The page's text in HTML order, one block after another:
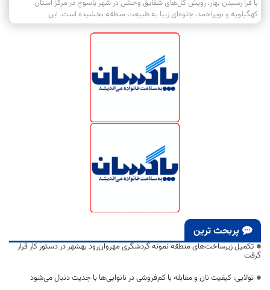
با فرا رسیدن بهار، رویش گل‌های شقایق وحشی در شهر یاسوج در مرکز استان
کهگیلویه و بویراحمد، جلوه‌ای زیبا به طبیعت منطقه بخشیده است. این
پربحث ترین
تکمیل زیرساخت‌های منطقه نمونه گردشگری مهروان‌رود بهشهر در دستور کار قرار
گرفت
تولایی: کیفیت نان و مقابله با کم‌فروشی در نانوایی‌ها با جدیت دنبال می‌شود